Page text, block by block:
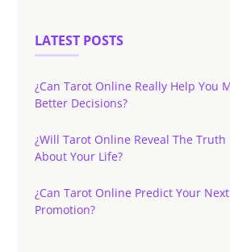
LATEST POSTS
¿Can Tarot Online Really Help You
Better Decisions?
¿Will Tarot Online Reveal The Truth
About Your Life?
¿Can Tarot Online Predict Your
Promotion?